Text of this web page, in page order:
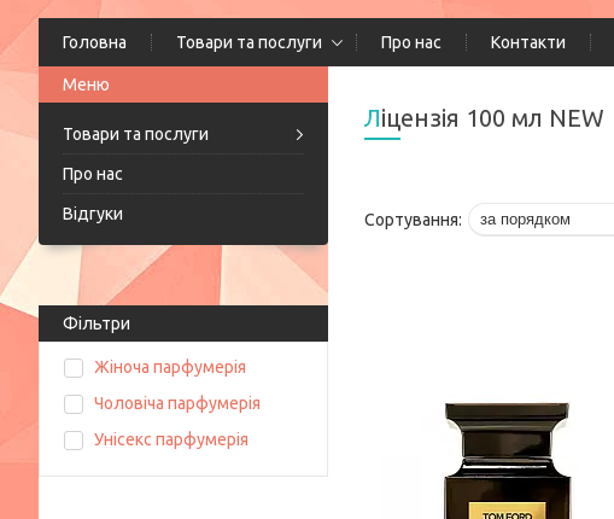
Головна Товари та послуги Про нас Контакти
Товари та послуги
Про нас
Відгуки
Фільтри
Жіноча парфумерія
Чоловіча парфумерія
Унісекс парфумерія
Ліцензія 100 мл NEW